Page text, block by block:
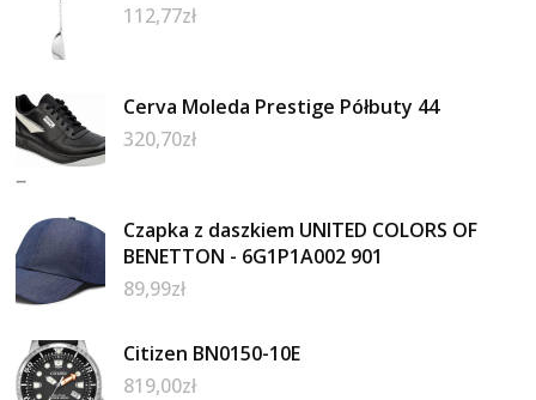
112,77zł
Cerva Moleda Prestige Półbuty 44
320,70zł
Czapka z daszkiem UNITED COLORS OF
BENETTON - 6G1P1A002 901
89,99zł
Citizen BN0150-10E
819,00zł